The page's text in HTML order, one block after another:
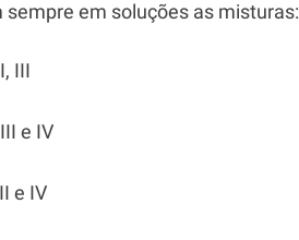
sempre em soluções as misturas:
III
e IV
e IV